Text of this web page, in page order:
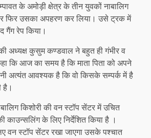
के अमोड़ी क्षेत्र के तीन युवकों नाबालिग
फिर उसका अपहरण कर लिया। उसे ट्रक में
गैंग रेप किया।
अध्यक्ष कुसुम कण्डवाल ने बहुत ही गंभीर व
कि आज का समय है कि माता पिता को अपने
अत्यंत आवश्यक है कि वो किसके सम्पर्क में है
है।
किशोरी की वन स्टॉप सेंटर में उचित
के लिए निर्देशित किया है ।
वन स्टॉप सेंटर रखा जाएगा उसके पश्चात